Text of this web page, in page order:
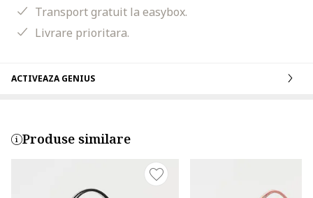
Transport gratuit la easybox.
Livrare prioritara.
ACTIVEAZA GENIUS
Produse similare